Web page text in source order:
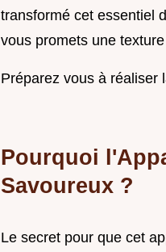
transformé cet essentiel
vous promets une
Préparez vous à réaliser
Pourquoi
Savoureux ?
Le secret pour que cet